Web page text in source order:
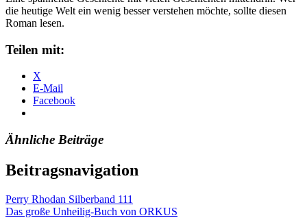
die heutige Welt ein wenig besser verstehen möchte, sollte diesen
Roman lesen.
Teilen mit:
X
E-Mail
Facebook
Ähnliche Beiträge
Beitragsnavigation
Perry Rhodan Silberband 111
Das große Unheilig-Buch von ORKUS